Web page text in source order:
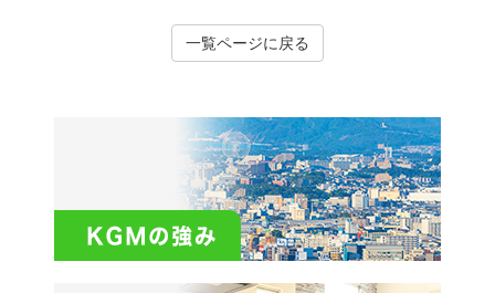
一覧ページに戻る